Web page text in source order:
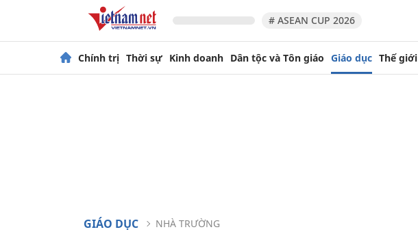
# ASEAN CUP 2026
Chính trị Thời sự Kinh doanh Dân tộc và Tôn giáo Giáo dục Thế giới
GIÁO DỤC NHÀ TRƯỜNG